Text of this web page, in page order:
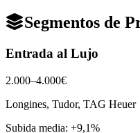
Segmentos de
Entrada al Lujo
2.000–4.000€
Longines, Tudor, TAG Heuer
Subida media: +9,1%